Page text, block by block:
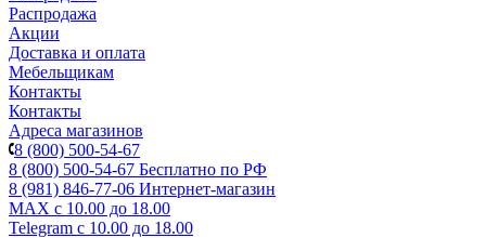
Распродажа
Акции
Доставка и оплата
Мебельщикам
Контакты
Контакты
Адреса магазинов
8 (800) 500-54-67
8 (800) 500-54-67 Бесплатно по РФ
8 (981) 846-77-06 Интернет-магазин
MAX с 10.00 до 18.00
Telegram с 10.00 до 18.00